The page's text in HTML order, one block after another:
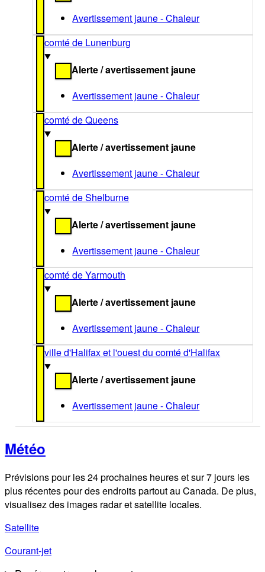
Avertissement jaune - Chaleur
comté de Lunenburg
Alerte / avertissement jaune
Avertissement jaune - Chaleur
comté de Queens
Alerte / avertissement jaune
Avertissement jaune - Chaleur
comté de Shelburne
Alerte / avertissement jaune
Avertissement jaune - Chaleur
comté de Yarmouth
Alerte / avertissement jaune
Avertissement jaune - Chaleur
ville d'Halifax et l'ouest du comté d'Halifax
Alerte / avertissement jaune
Avertissement jaune - Chaleur
Météo
Prévisions pour les 24 prochaines heures et sur 7 jours les
plus récentes pour des endroits partout au Canada. De plus,
visualisez des images radar et satellite locales.
Satellite
Courant-jet